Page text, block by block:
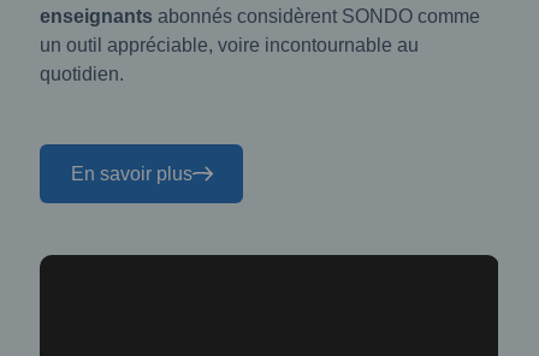
enseignants abonnés considèrent SONDO comme
un outil appréciable, voire incontournable au
quotidien.
En savoir plus